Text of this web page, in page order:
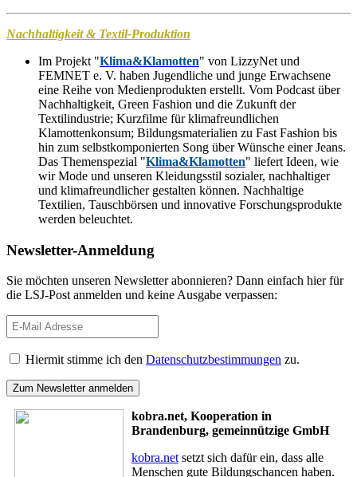
Nachhaltigkeit & Textil-Produktion
Im Projekt "Klima&Klamotten" von LizzyNet und
FEMNET e. V. haben Jugendliche und junge Erwachsene
eine Reihe von Medienprodukten erstellt. Vom Podcast über
Nachhaltigkeit, Green Fashion und die Zukunft der
Textilindustrie; Kurzfilme für klimafreundlichen
Klamottenkonsum; Bildungsmaterialien zu Fast Fashion bis
hin zum selbstkomponierten Song über Wünsche einer Jeans.
Das Themenspezial "Klima&Klamotten" liefert Ideen, wie
wir Mode und unseren Kleidungsstil sozialer, nachhaltiger
und klimafreundlicher gestalten können. Nachhaltige
Textilien, Tauschbörsen und innovative Forschungsprodukte
werden beleuchtet.
Newsletter-Anmeldung
Sie möchten unseren Newsletter abonnieren? Dann einfach hier für
die LSJ-Post anmelden und keine Ausgabe verpassen:
Hiermit stimme ich den Datenschutzbestimmungen zu.
kobra.net, Kooperation in
Brandenburg, gemeinnützige GmbH
kobra.net setzt sich dafür ein, dass alle
Menschen gute Bildungschancen haben.